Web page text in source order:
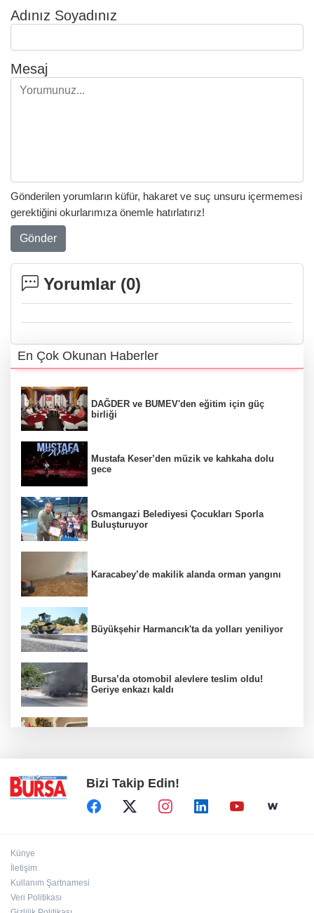
Adınız Soyadınız
Mesaj
Gönderilen yorumların küfür, hakaret ve suç unsuru içermemesi
gerektiğini okurlarımıza önemle hatırlatırız!
Gönder
Yorumlar (0)
En Çok Okunan Haberler
DAĞDER ve BUMEV'den eğitim için güç
birliği
Mustafa Keser’den müzik ve kahkaha dolu
gece
Osmangazi Belediyesi Çocukları Sporla
Buluşturuyor
Karacabey’de makilik alanda orman yangını
Büyükşehir Harmancık'ta da yolları yeniliyor
Bursa’da otomobil alevlere teslim oldu!
Geriye enkazı kaldı
Bizi Takip Edin!
Künye
İletişim
Kullanım Şartnamesi
Veri Politikası